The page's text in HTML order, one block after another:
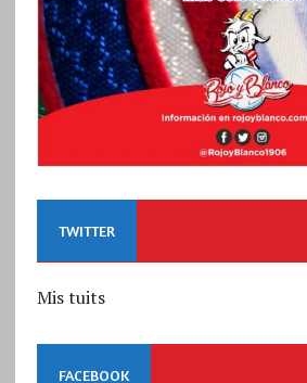
TWITTER
Mis tuits
FACEBOOK